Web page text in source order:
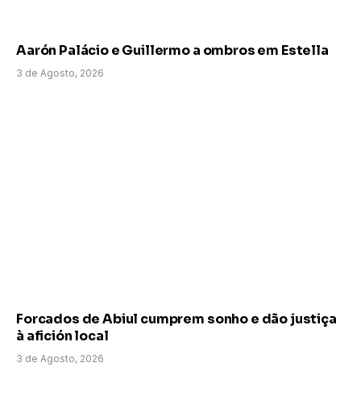
Aarón Palácio e Guillermo a ombros em Estella
3 de Agosto, 2026
Forcados de Abiul cumprem sonho e dão justiça
à afición local
3 de Agosto, 2026